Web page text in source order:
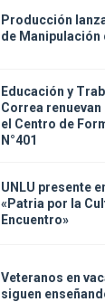
Producción
de Manipulación
Educación y
Correa
el Centro de
N°401
UNLU presente
«Patria por la
Encuentro»
Veteranos en
siguen